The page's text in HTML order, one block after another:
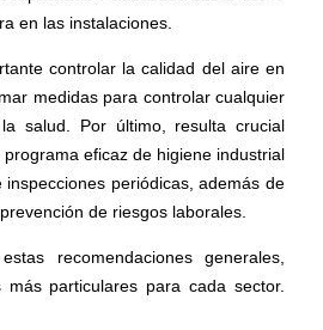
en las instalaciones.
controlar la calidad del aire en
medidas para controlar cualquier
salud. Por último, resulta crucial
eficaz de higiene industrial
periódicas, además de
de riesgos laborales.
recomendaciones generales,
particulares para cada sector.